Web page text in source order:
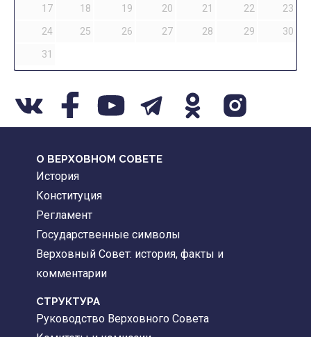
17
18 19 20 21 22
23
24
25 26 27 28 29
30
31
О ВЕРХОВНОМ СОВЕТЕ
История
Конституция
Регламент
Государственные символы
Верховный Совет: история, факты и
комментарии
CТРУКТУРА
Руководство Верховного Совета